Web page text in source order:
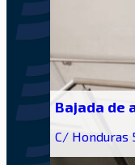
Bajada de
C/ Honduras